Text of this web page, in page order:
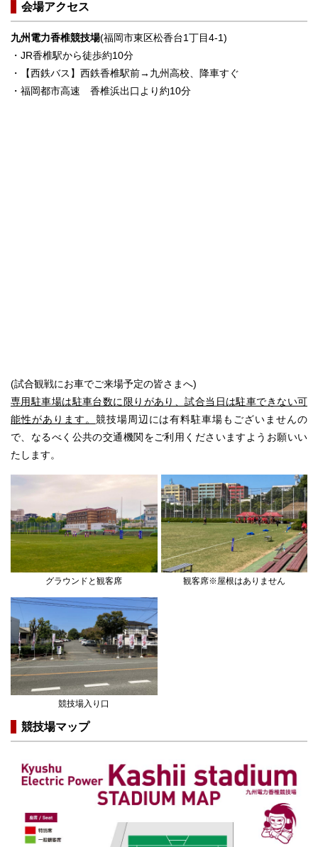
会場アクセス
九州電力香椎競技場(福岡市東区松香台1丁目4-1)
・JR香椎駅から徒歩約10分
・【西鉄バス】西鉄香椎駅前→九州高校、降車すぐ
・福岡都市高速 香椎浜出口より約10分
(試合観戦にお車でご来場予定の皆さまへ)
専用駐車場は駐車台数に限りがあり、試合当日は駐車できない可
能性があります。 競技場周辺には有料駐車場もございませんの
で、なるべく公共の交通機関をご利用くださいますようお願いい
たします。
グラウンドと観客席 観客席※屋根はありません
競技場入り口
競技場マップ